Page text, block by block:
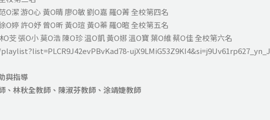
O潔 游O心 黃O晴 廖O敏 劉O嘉 羅O菁 全校第四名
O婷 許O妤 曾O昕 黃O瑄 黃O蓁 羅O暄 全校第五名
芠 張O小 莫O浩 陳O珍 温O凱 黃O娜 溫O寶 葉O維 蔡O佳 全校第六名
ujX9LMiG53Z9KI4&si=j9Uv61rp627_yn_J
與指導
、林秋全教師、陳淑芬教師、涂靖婕教師